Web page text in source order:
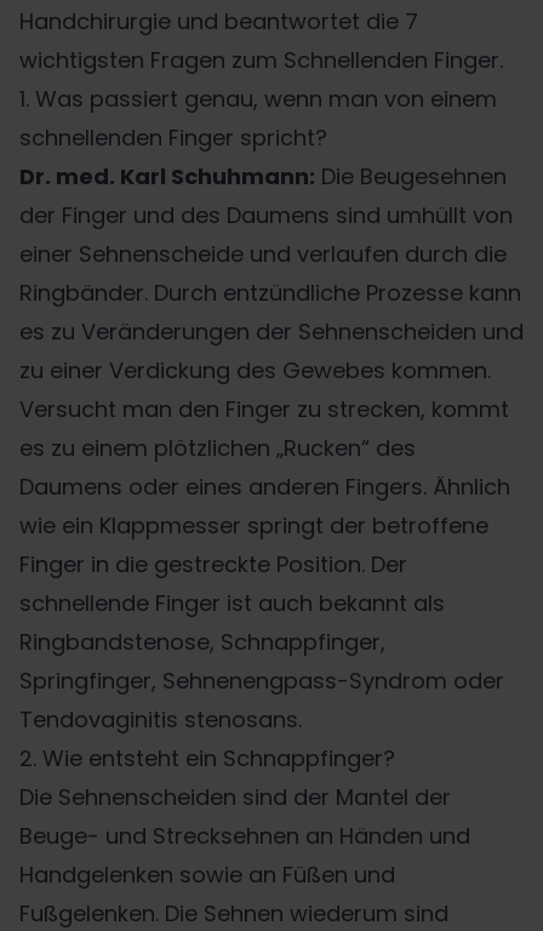
Handchirurgie und beantwortet die 7
wichtigsten Fragen zum Schnellenden Finger.
1. Was passiert genau, wenn man von einem
schnellenden Finger spricht?
Dr. med. Karl Schuhmann: Die Beugesehnen
der Finger und des Daumens sind umhüllt von
einer Sehnenscheide und verlaufen durch die
Ringbänder. Durch entzündliche Prozesse kann
es zu Veränderungen der Sehnenscheiden und
zu einer Verdickung des Gewebes kommen.
Versucht man den Finger zu strecken, kommt
es zu einem plötzlichen „Rucken“ des
Daumens oder eines anderen Fingers. Ähnlich
wie ein Klappmesser springt der betroffene
Finger in die gestreckte Position. Der
schnellende Finger ist auch bekannt als
Ringbandstenose, Schnappfinger,
Springfinger, Sehnenengpass-Syndrom oder
Tendovaginitis stenosans.
2. Wie entsteht ein Schnappfinger?
Die Sehnenscheiden sind der Mantel der
Beuge- und Strecksehnen an Händen und
Handgelenken sowie an Füßen und
Fußgelenken. Die Sehnen wiederum sind